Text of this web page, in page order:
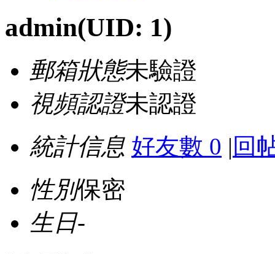
admin(UID: 1)
郵箱狀態未驗證
視頻認證未認證
統計信息 好友數 0 | 回
性別保密
生日-